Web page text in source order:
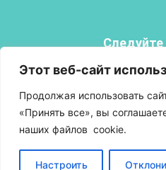
Этот веб-сайт
Продолжая использовать
«Принять все», вы
наших файлов cookie.
Настроить
Следуйте
АВТОРСКИЕ ПРАВА
РЕКЛАМА